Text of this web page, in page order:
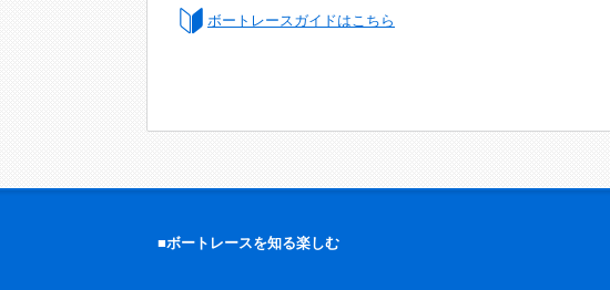
ボートレースガイドはこちら
■ボートレースを知る楽しむ